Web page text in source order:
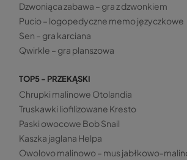
Dzwoniąca zabawa – gra z dzwonkiem
Pucio – logopedyczne memo języczkowe
Sen – gra karciana
Qwirkle – gra planszowa
TOP5 - PRZEKĄSKI
Chrupki malinowe Otolandia
Truskawki liofilizowane Kresto
Paski owocowe Bob Snail
Kaszka jaglana Helpa
Owolovo malinowo – mus jabłkowo-